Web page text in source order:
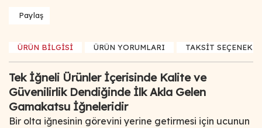
Paylaş
ÜRÜN BİLGİSİ ÜRÜN YORUMLARI TAKSİT
Tek İğneli Ürünler İçerisinde Kalite ve
Güvenilirlik Dendiğinde İlk Akla Gelen
Gamakatsu İğneleridir
Bir olta iğnesinin görevini yerine getirmesi için ucunun